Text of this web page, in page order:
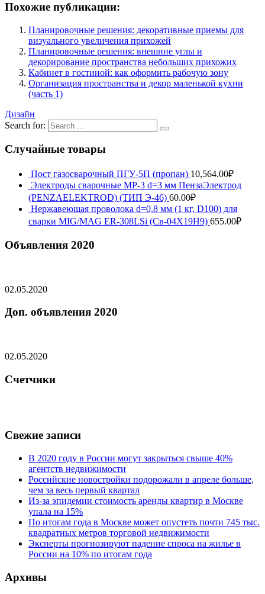
Похожие публикации:
Планировочные решения: декоративные приемы для
визуального увеличения прихожей
Планировочные решения: внешние углы и
декорирование пространства небольших прихожих
Кабинет в гостиной: как оформить рабочую зону
Организация пространства и декор маленькой кухни
(часть 1)
Дизайн
Search for:
Случайные товары
Пост газосварочный ПГУ-5П (пропан) 10,564.00₽
Электроды сварочные МР-3 d=3 мм ПензаЭлектрод
(PENZAELEKTROD) (ТИП Э-46) 60.00₽
Нержавеющая проволока d=0,8 мм (1 кг, D100) для
сварки MIG/MAG ER-308LSi (Св-04Х19Н9) 655.00₽
Объявления 2020
02.05.2020
Доп. объявления 2020
02.05.2020
Счетчики
Свежие записи
В 2020 году в России могут закрыться свыше 40%
агентств недвижимости
Российские новостройки подорожали в апреле больше,
чем за весь первый квартал
Из-за эпидемии стоимость аренды квартир в Москве
упала на 15%
По итогам года в Москве может опустеть почти 745 тыс.
квадратных метров торговой недвижимости
Эксперты прогнозируют падение спроса на жилье в
России на 10% по итогам года
Архивы